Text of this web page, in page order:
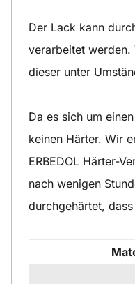
Der Lack kann
verarbeitet werden.
dieser unter
Da es sich um
keinen Härter. Wir
ERBEDOL Härter-
nach wenigen
durchgehärtet,